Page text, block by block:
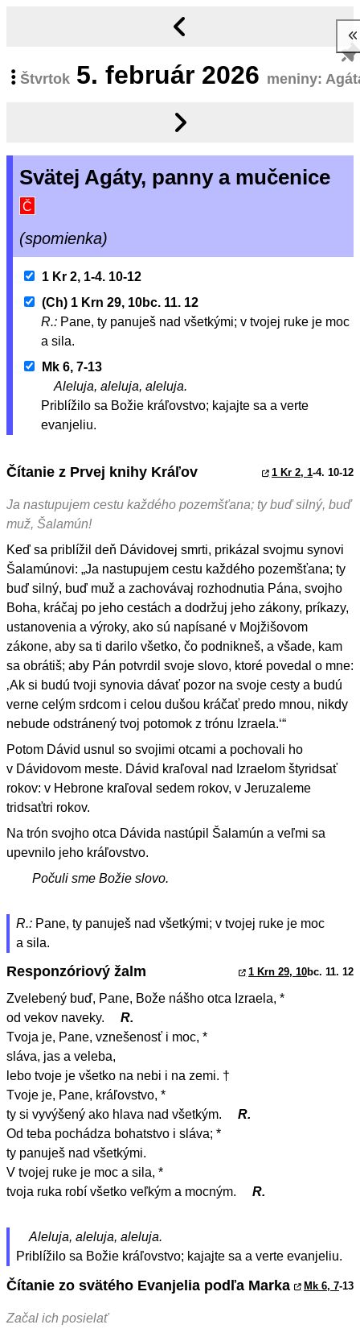
Štvrtok 5. február 2026 meniny:
Svätej Agáty, panny a mučenice
Č
(spomienka)
1 Kr 2, 1-4. 10-12
(Ch) 1 Krn 29, 10bc. 11. 12
R.: Pane, ty panuješ nad všetkými; v tvojej ruke je moc
a sila.
Mk 6, 7-13
Aleluja, aleluja, aleluja.
Priblížilo sa Božie kráľovstvo; kajajte sa a verte
evanjeliu.
Čítanie z Prvej knihy Kráľov 1 Kr 2, 1-4. 10-12
Ja nastupujem cestu každého pozemšťana; ty buď silný, buď
muž, Šalamún!
Keď sa priblížil deň Dávidovej smrti, prikázal svojmu synovi
Šalamúnovi: „Ja nastupujem cestu každého pozemšťana; ty
buď silný, buď muž a zachovávaj rozhodnutia Pána, svojho
Boha, kráčaj po jeho cestách a dodržuj jeho zákony, príkazy,
ustanovenia a výroky, ako sú napísané v Mojžišovom
zákone, aby sa ti darilo všetko, čo podnikneš, a všade, kam
sa obrátiš; aby Pán potvrdil svoje slovo, ktoré povedal o mne:
‚Ak si budú tvoji synovia dávať pozor na svoje cesty a budú
verne celým srdcom i celou dušou kráčať predo mnou, nikdy
nebude odstránený tvoj potomok z trónu Izraela.‘“
Potom Dávid usnul so svojimi otcami a pochovali ho
v Dávidovom meste. Dávid kraľoval nad Izraelom štyridsať
rokov: v Hebrone kraľoval sedem rokov, v Jeruzaleme
tridsaťtri rokov.
Na trón svojho otca Dávida nastúpil Šalamún a veľmi sa
upevnilo jeho kráľovstvo.
Počuli sme Božie slovo.
R.: Pane, ty panuješ nad všetkými; v tvojej ruke je moc
a sila.
Responzóriový žalm 1 Krn 29, 10bc. 11. 12
Zvelebený buď, Pane, Bože nášho otca Izraela, *
od vekov naveky.
R.
Tvoja je, Pane, vznešenosť i moc, *
sláva, jas a veleba,
lebo tvoje je všetko na nebi i na zemi. †
Tvoje je, Pane, kráľovstvo, *
ty si vyvýšený ako hlava nad všetkým.
R.
Od teba pochádza bohatstvo i sláva; *
ty panuješ nad všetkými.
V tvojej ruke je moc a sila, *
tvoja ruka robí všetko veľkým a mocným.
R.
Aleluja, aleluja, aleluja.
Priblížilo sa Božie kráľovstvo; kajajte sa a verte evanjeliu.
Čítanie zo svätého Evanjelia podľa Marka Mk 6, 7-13
Začal ich posielať